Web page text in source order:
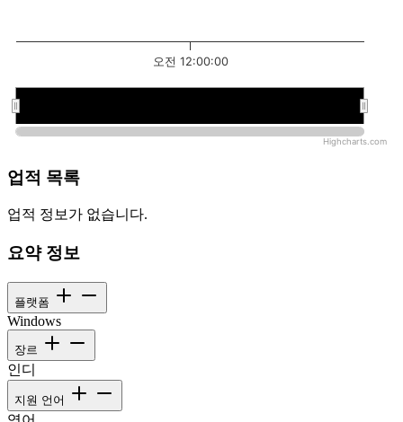
오전 12:00:00
Highcharts.com
업적 목록
업적 정보가 없습니다.
요약 정보
플랫폼
Windows
장르
인디
지원 언어